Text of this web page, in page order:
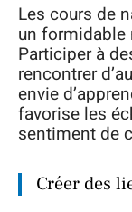
Les cours de
un formidable
Participer à
rencontrer
envie
favorise les
sentiment de
Créer des